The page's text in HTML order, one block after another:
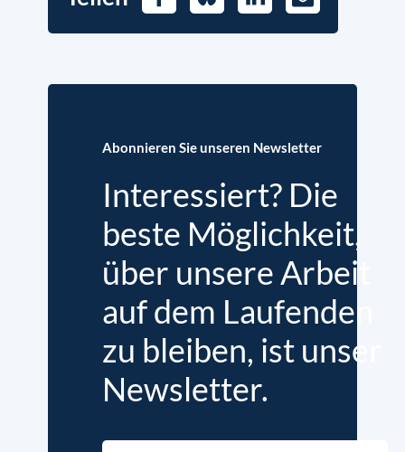
Abonnieren Sie unseren Newsletter
Interessiert? Die
beste Möglichkeit,
über unsere Arbeit
auf dem Laufenden
zu bleiben, ist unser
Newsletter.